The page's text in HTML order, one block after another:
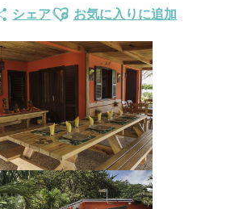
シェアAjouter aux favoris
お気に入りに追加